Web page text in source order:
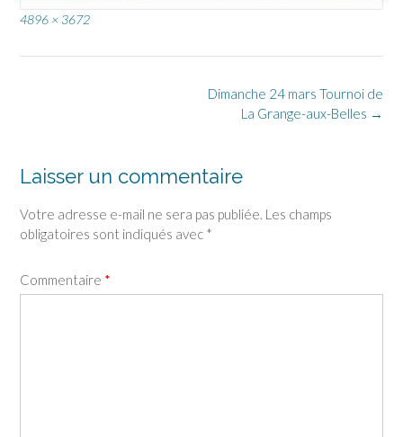
Full
4896 × 3672
Dimanche 24 mars Tournoi de
La Grange-aux-Belles →
Laisser un commentaire
Votre adresse e-mail ne sera pas publiée. Les champs
obligatoires sont indiqués avec *
Commentaire *